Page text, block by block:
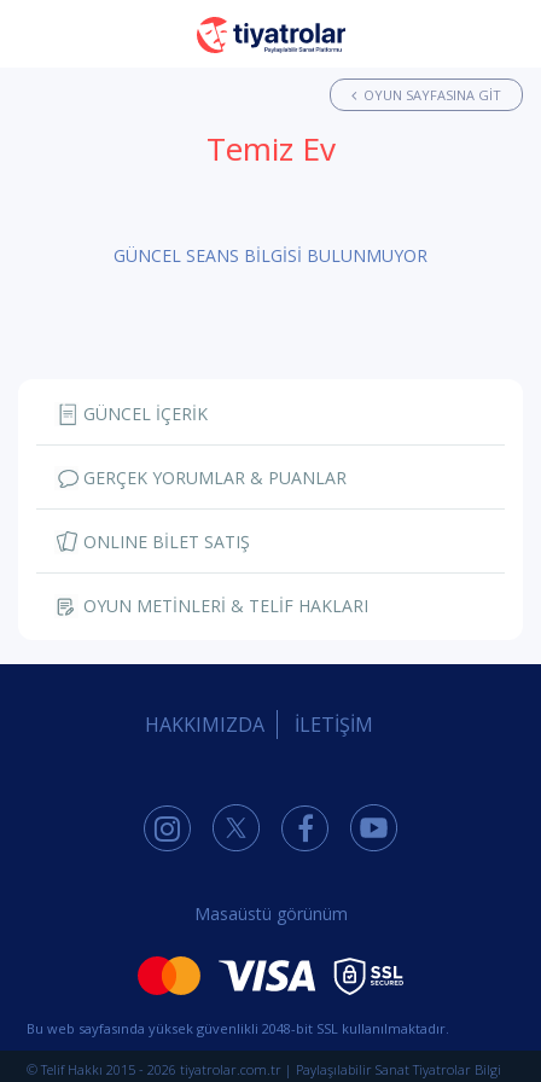
OYUN SAYFASINA GIT
Temiz Ev
GÜNCEL SEANS BİLGİSİ BULUNMUYOR
GÜNCEL İÇERİK
GERÇEK YORUMLAR & PUANLAR
ONLINE BİLET SATIŞ
OYUN METİNLERİ & TELİF HAKLARI
HAKKIMIZDA İLETİŞİM
Masaüstü görünüm
Bu web sayfasında yüksek güvenlikli 2048-bit SSL kullanılmaktadır.
© Telif Hakkı 2015 - 2026 tiyatrolar.com.tr | Paylaşılabilir Sanat Tiyatrolar Bilgi